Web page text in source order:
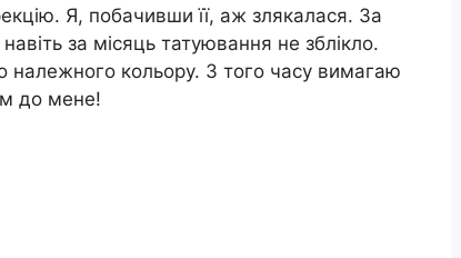
Я, побачивши її, аж злякалася. За
за місяць татуювання не зблікло.
належного кольору. З того часу вимагаю
до мене!